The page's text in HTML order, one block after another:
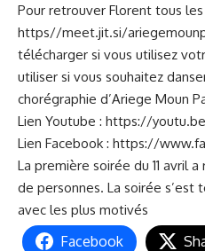
Pour retrouver Florent tous les
https//meet.jit.si/
télécharger si vous utilisez
utiliser si vous souhaitez
chorégraphie d’Ariege Moun
Lien Youtube : https://
Lien Facebook : https://
La première soirée du 11 avril
de personnes. La soirée s’est
avec les plus motivés
Facebook